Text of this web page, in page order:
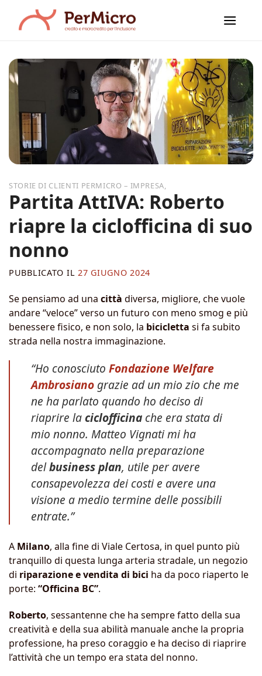
contenuti
,
Partita AttIVA: Roberto
riapre la ciclofficina di suo
nonno
PUBBLICATO IL27 GIUGNO 2024
Se pensiamo ad una città diversa, migliore, che vuole
andare “veloce” verso un futuro con meno smog e più
benessere fisico, e non solo, la bicicletta si fa subito
strada nella nostra immaginazione.
“Ho conosciuto Fondazione Welfare
Ambrosiano grazie ad un mio zio che me
ne ha parlato quando ho deciso di
riaprire laciclofficina che era stata di
mio nonno. Matteo Vignati mi ha
accompagnato nella preparazione
delbusiness plan, utile per avere
consapevolezza dei costi e avere una
visione a medio termine delle possibili
entrate.”
A Milano, alla fine di Viale Certosa, in quel punto più
tranquillo di questa lunga arteria stradale, un negozio
di riparazione e vendita di bici ha da poco riaperto le
porte: “Officina BC”.
Roberto, sessantenne che ha sempre fatto della sua
creatività e della sua abilità manuale anche la propria
professione, ha preso coraggio e ha deciso di riaprire
l’attività che un tempo era stata del nonno.